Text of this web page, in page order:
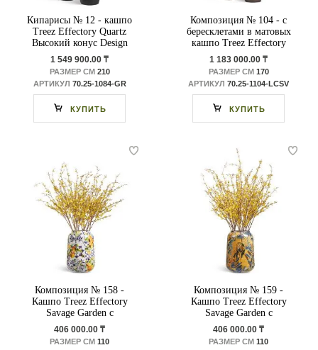
Кипарисы № 12 - кашпо
Treez Effectory Quartz
Высокий конус Design
1 549 900.00 ₸
РАЗМЕР СМ 210
АРТИКУЛ 70.25-1084-GR
КУПИТЬ
Композиция № 104 - с
бересклетами в матовых
кашпо Treez Effectory
Metal
1 183 000.00 ₸
РАЗМЕР СМ 170
АРТИКУЛ 70.25-1104-LСSV
КУПИТЬ
Композиция № 158 -
Кашпо Treez Effectory
Savage Garden с
форзицией
406 000.00 ₸
РАЗМЕР СМ 110
Композиция № 159 -
Кашпо Treez Effectory
Savage Garden с
форзицией
406 000.00 ₸
РАЗМЕР СМ 110